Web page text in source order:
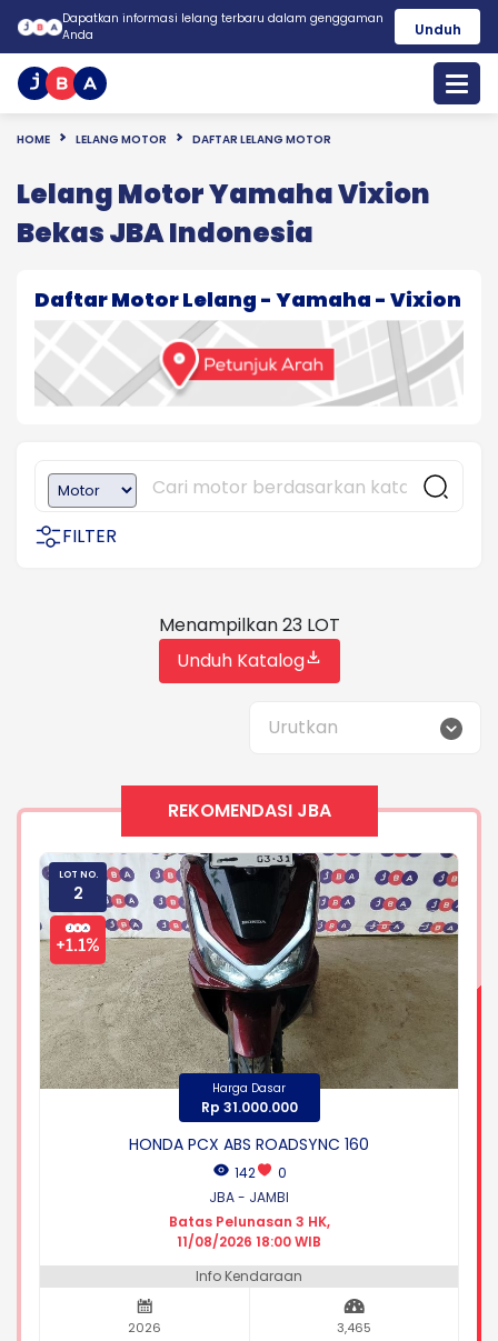
Dapatkan informasi lelang terbaru dalam genggaman
Anda
Unduh
HOME LELANG MOTOR DAFTAR LELANG MOTOR
Lelang Motor Yamaha Vixion
Bekas JBA Indonesia
Daftar Motor Lelang - Yamaha - Vixion
FILTER
Menampilkan 23 LOT
Unduh Katalog
Urutkan
REKOMENDASI JBA
LOT NO.
2
Harga Dasar
Rp 31.000.000
HONDA PCX ABS ROADSYNC 160
142
0
JBA - JAMBI
Batas Pelunasan 3 HK,
11/08/2026 18:00 WIB
Info Kendaraan
2026 3,465